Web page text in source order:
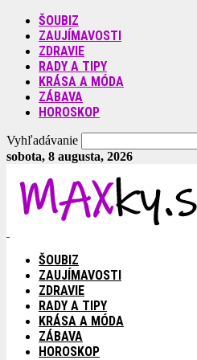
ŠOUBIZ
ZAUJÍMAVOSTI
ZDRAVIE
RADY A TIPY
KRÁSA A MÓDA
ZÁBAVA
HOROSKOP
Vyhľadávanie
sobota, 8 augusta, 2026
ŠOUBIZ
ZAUJÍMAVOSTI
ZDRAVIE
RADY A TIPY
KRÁSA A MÓDA
ZÁBAVA
HOROSKOP